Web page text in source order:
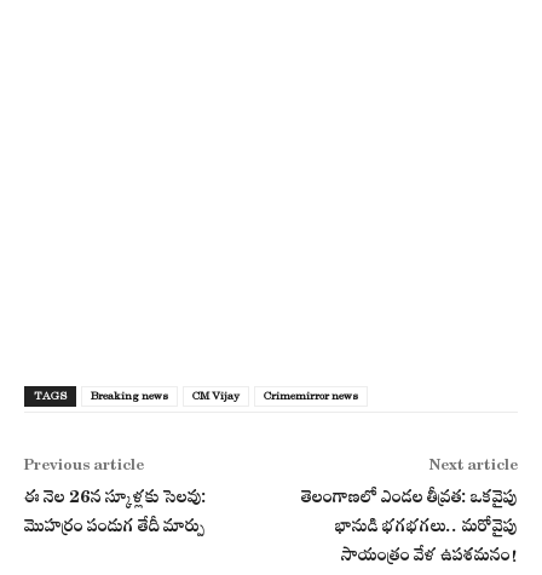
TAGS Breaking news CM Vijay Crimemirror news
Previous article
ఈ నెల 26న స్కూళ్లకు సెలవు:
మొహర్రం పండుగ తేదీ మార్పు
Next article
తెలంగాణలో ఎండల తీవ్రత: ఒకవైపు
భానుడి భగభగలు.. మరోవైపు
సాయంత్రం వేళ ఉపశమనం!